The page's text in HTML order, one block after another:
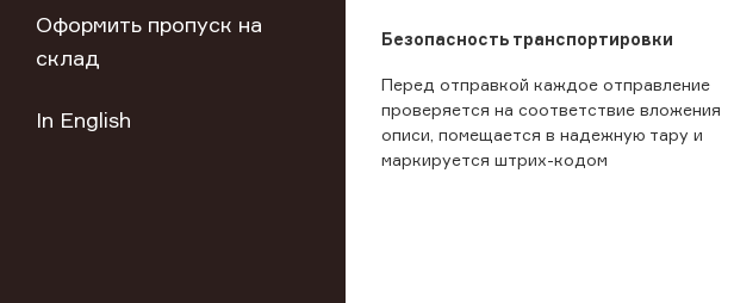
Оформить пропуск на
склад
In English
Безопасность транспортировки
Перед отправкой каждое отправление
проверяется на соответствие вложения
описи, помещается в надежную тару и
маркируется штрих-кодом